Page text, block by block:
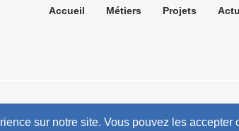
sur notre site. Vous pouvez les accepter
Accueil Métiers Projets
Mentions légales